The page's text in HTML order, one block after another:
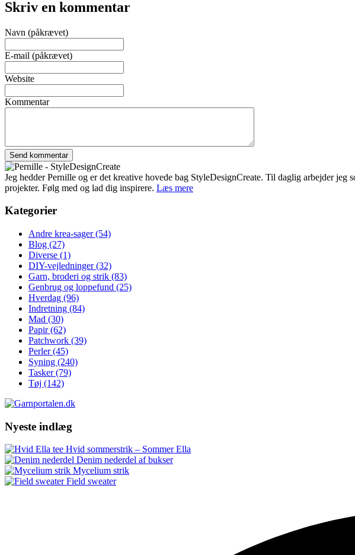
Skriv en kommentar
Navn (påkrævet)
E-mail (påkrævet)
Website
Kommentar
Jeg hedder Pernille og er det kreative hovede bag StyleDesignCreate. Til daglig arbejder
projekter. Følg med og lad dig inspirere. Læs mere
Kategorier
Andre krea-sager(54)
Blog (27)
Diverse (1)
DIY-vejledninger(32)
Garn, broderi og strik (83)
Genbrug og loppefund (25)
Hverdag (96)
Indretning (84)
Mad (30)
Papir(62)
Patchwork (39)
Perler(45)
Syning (240)
Tasker(79)
Tøj (142)
Nyeste indlæg
Hvid sommerstrik – Sommer Ella
Denim nederdel af bukser
Mycelium strik
Field sweater